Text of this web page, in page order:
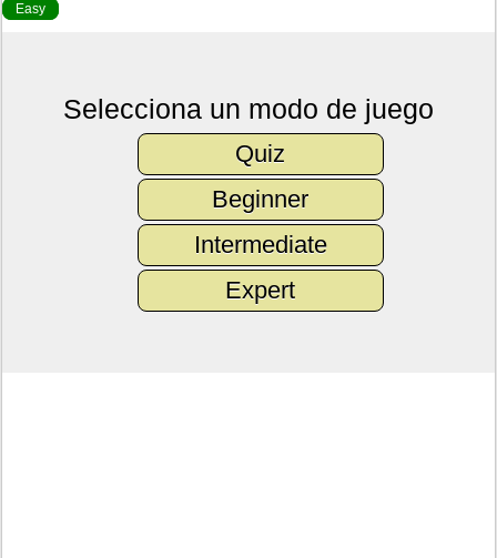
Easy
Selecciona un modo de juego
Quiz
Beginner
Intermediate
Expert